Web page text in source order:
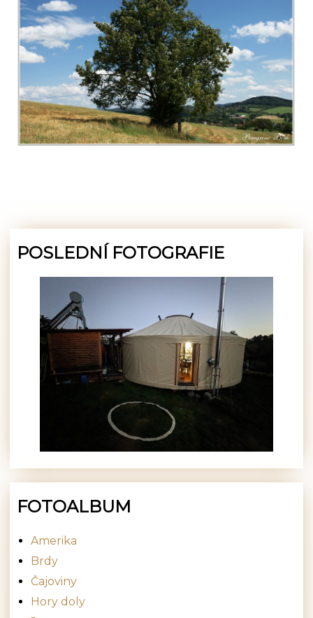
POSLEDNÍ FOTOGRAFIE
FOTOALBUM
Amerika
Brdy
Čajoviny
Hory doly